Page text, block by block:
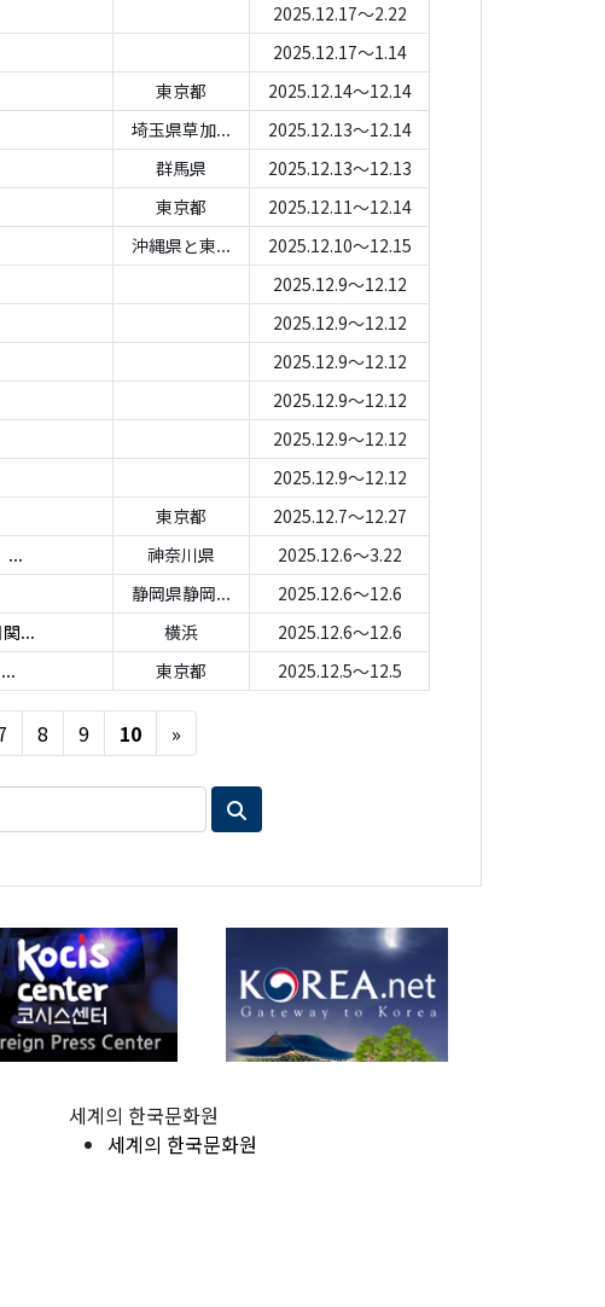
2025.12.17～2.22
2025.12.17～1.14
東京都
2025.12.14～12.14
埼玉県草加...
2025.12.13～12.14
群馬県
2025.12.13～12.13
東京都
2025.12.11～12.14
沖縄県と東...
2025.12.10～12.15
2025.12.9～12.12
2025.12.9～12.12
2025.12.9～12.12
2025.12.9～12.12
2025.12.9～12.12
2025.12.9～12.12
東京都
2025.12.7～12.27
...
神奈川県
2025.12.6～3.22
静岡県静岡...
2025.12.6～12.6
...
横浜
2025.12.6～12.6
東京都 2025.12.5～12.5
8 9 10 »
세계의 한국문화원
세계의 한국문화원